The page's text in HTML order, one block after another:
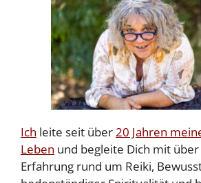
Ich leite seit über20 Jahren
Leben und begleite Dich mit über
Erfahrung rund um Reiki,